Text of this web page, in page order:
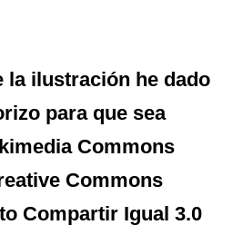
la ilustración he dado
para que sea
Commons
Commons
Compartir Igual 3.0